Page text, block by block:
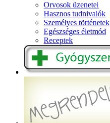
Orvosok üzenetei
Hasznos tudnivalók
Személyes történetek
Egészséges életmód
Receptek